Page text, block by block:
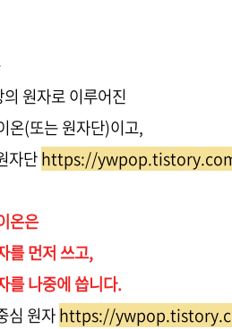
원자로 이루어진
온(또는 원자단)이고,
자단https://
온은
를 먼저 쓰고,
를 나중에 씁니다.
심 원자https://